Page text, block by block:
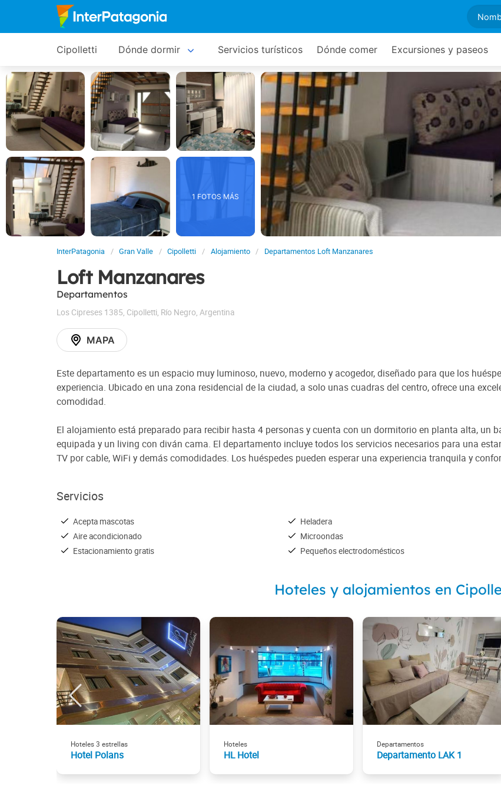
Cipolletti Dónde dormir Servicios turísticos Dónde comer Excursiones y paseos
1 FOTOS MÁS
InterPatagonia Gran Valle Cipolletti Alojamiento Departamentos Loft Manzanares
Loft Manzanares
Departamentos
Los Cipreses 1385, Cipolletti, Río Negro, Argentina
MAPA
Este departamento es un espacio muy luminoso, nuevo, moderno y acogedor, diseñado para que los
experiencia. Ubicado en una zona residencial de la ciudad, a solo unas cuadras del centro, ofrece una
comodidad.
El alojamiento está preparado para recibir hasta 4 personas y cuenta con un dormitorio en planta alta, un
equipada y un living con diván cama. El departamento incluye todos los servicios necesarios para una
TV por cable, WiFi y demás comodidades. Los huéspedes pueden esperar una experiencia tranquila y
Servicios
Acepta mascotas
Aire acondicionado
Estacionamiento gratis
Heladera
Microondas
Pequeños electrodomésticos
Hoteles y alojamientos en
Hoteles 3 estrellas
Hotel Polans
Hoteles
HL Hotel
Departamentos
Departamento LAK 1